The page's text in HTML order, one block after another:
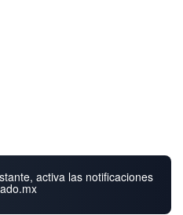
activa las notificaciones